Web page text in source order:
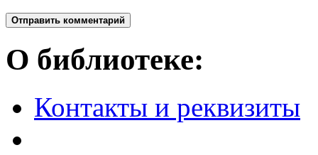
Отправить комментарий
О библиотеке:
Контакты и реквизиты